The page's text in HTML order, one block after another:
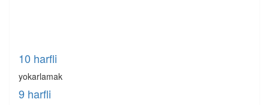
10 harfli
yokarlamak
9 harfli